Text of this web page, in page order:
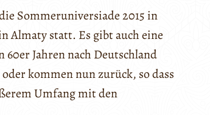
Sommeruniversiade 2015 in
Almaty statt. Es gibt auch eine
Jahren nach Deutschland
kommen nun zurück, so dass
Umfang mit den